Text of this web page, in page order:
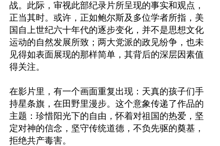
战。此际，审视此部纪录片所呈现的事实和观点，
正当其时。或许，正如鲍尔斯及多位学者所指，美
国自上世纪六十年代的逐步变化，并不是思想文化
运动的自然发展所致；两大党派的政见纷争，也未
见得如表面展现的那样简单，其背后的深层因素值
得关注。
在影片里，有一个画面重复出现：天真的孩子们手
持星条旗，在田野里漫步。这个意象传递了作品的
主题：珍惜阳光下的自由，怀着对祖国的热爱，坚
定对神的信念，坚守传统道德，不负先驱的奠基，
拒绝共产毒害。